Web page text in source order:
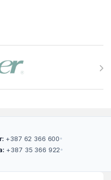
+387 62 366 600•
+387 35 366 922•